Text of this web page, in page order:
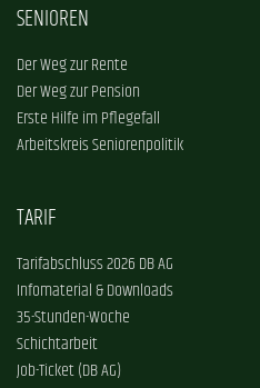
SENIOREN
Der Weg zur Rente
Der Weg zur Pension
Erste Hilfe im Pflegefall
Arbeitskreis Seniorenpolitik
TARIF
Tarifabschluss 2026 DB AG
Infomaterial & Downloads
35-Stunden-Woche
Schichtarbeit
Job-Ticket (DB AG)